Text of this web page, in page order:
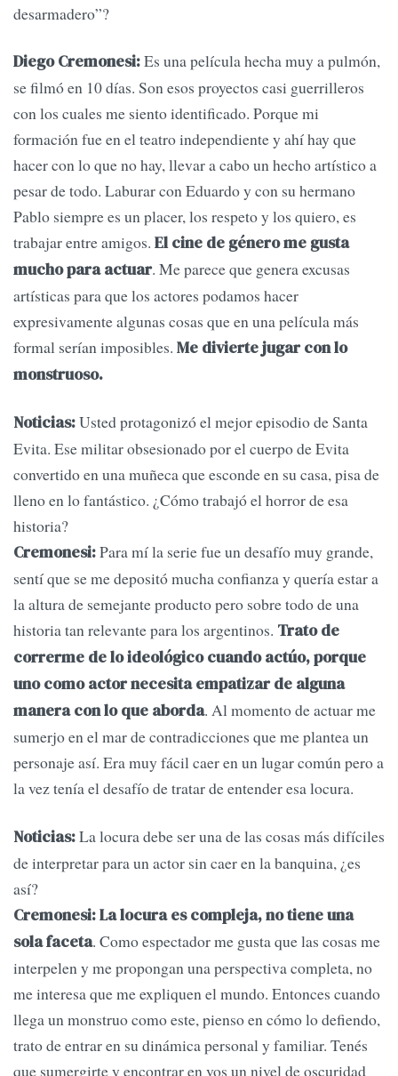
desarmadero”?
Diego Cremonesi:Es una película hecha muy a pulmón,
se filmó en 10 días. Son esos proyectos casi guerrilleros
con los cuales me siento identificado. Porque mi
formación fue en el teatro independiente y ahí hay que
hacer con lo que no hay, llevar a cabo un hecho artístico a
pesar de todo. Laburar con Eduardo y con su hermano
Pablo siempre es un placer, los respeto y los quiero, es
trabajar entre amigos. El cine de género me gusta
mucho para actuar. Me parece que genera excusas
artísticas para que los actores podamos hacer
expresivamente algunas cosas que en una película más
formal serían imposibles. Me divierte jugar con lo
monstruoso.
Noticias:Usted protagonizó el mejor episodio de Santa
Evita. Ese militar obsesionado por el cuerpo de Evita
convertido en una muñeca que esconde en su casa, pisa de
lleno en lo fantástico. ¿Cómo trabajó el horror de esa
historia?
Cremonesi:Para mí la serie fue un desafío muy grande,
sentí que se me depositó mucha confianza y quería estar a
la altura de semejante producto pero sobre todo de una
historia tan relevante para los argentinos. Trato de
correrme de lo ideológico cuando actúo, porque
uno como actor necesita empatizar de alguna
manera con lo que aborda. Al momento de actuar me
sumerjo en el mar de contradicciones que me plantea un
personaje así. Era muy fácil caer en un lugar común pero a
la vez tenía el desafío de tratar de entender esa locura.
Noticias:La locura debe ser una de las cosas más difíciles
de interpretar para un actor sin caer en la banquina, ¿es
así?
Cremonesi: La locura es compleja, no tiene una
sola faceta. Como espectador me gusta que las cosas me
interpelen y me propongan una perspectiva completa, no
me interesa que me expliquen el mundo. Entonces cuando
llega un monstruo como este, pienso en cómo lo defiendo,
trato de entrar en su dinámica personal y familiar. Tenés
que sumergirte y encontrar en vos un nivel de oscuridad